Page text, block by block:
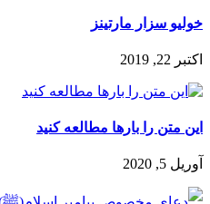
خولیو سزار مارتینز
اکتبر 22, 2019
این متن را بارها مطالعه کنید
آوریل 5, 2020